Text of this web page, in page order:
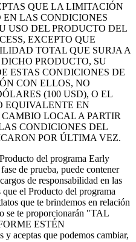
QUE LA LIMITACIÓN
LAS CONDICIONES
USO DEL PRODUCTO DEL
EXCEPTO QUE
TOTAL QUE SURJA A
PRODUCTO, SU
ESTAS CONDICIONES DE
CON ELLOS, NO
(100 USD), O EL
EQUIVALENTE EN
LOCAL A PARTIR
CONDICIONES DEL
POR ÚLTIMA VEZ.
del programa Early
de prueba, puede contener
de responsabilidad en las
el Producto del programa
que te brindemos en relación
se te proporcionarán "TAL
ESTÉN
aceptas que podemos cambiar,